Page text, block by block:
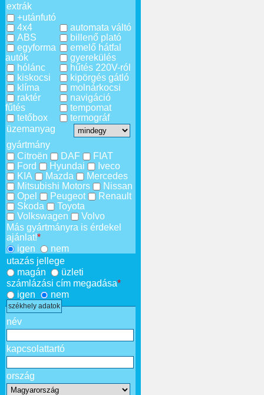
extrák
+utánfutó
4x4
ABS
egyforma
autók
hólánc
kiskocsi
klíma
raktér
fűtés
tetőbox
automata váltó
billenő plató
emelő hátfal
gyerekülés
hűtés 220V-ról
kipörgés gátló
molnárkocsi
navigáció
tempomat
termográf
üzemanyag
gyártmány
Citroën
DAF
FIAT
Ford
Hyundai
Iveco
KIA
Mazda
Mercedes
Mitsubishi Motors
Nissan
Opel
Peugeot
Renault
Skoda
Toyota
Volkswagen
Volvo
Más gyártmányra is érdekel
ajánlat!*
igen
nem
utazás jellege
magán
üzleti
számlázási cím megadása*
igen
nem
székhely adatok
név
kapcsolattartó
ország